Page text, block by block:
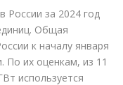
России за 2024 год
Общая
к началу января
По их оценкам, из 11
используется